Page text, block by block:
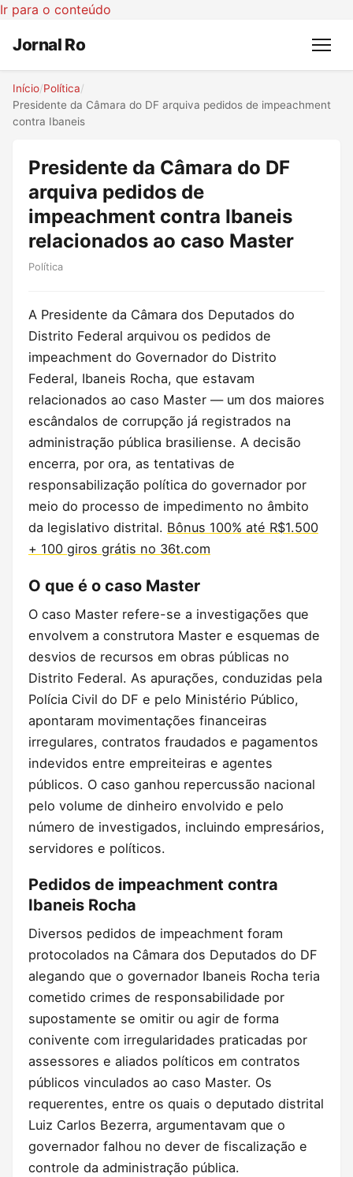
Ir para o conteúdo
Jornal Ro Menu
Início/Política/
Presidente da Câmara do DF arquiva pedidos de impeachment
contra Ibaneis
Presidente da Câmara do DF
arquiva pedidos de
impeachment contra Ibaneis
relacionados ao caso Master
Política
A Presidente da Câmara dos Deputados do
Distrito Federal arquivou os pedidos de
impeachment do Governador do Distrito
Federal, Ibaneis Rocha, que estavam
relacionados ao caso Master — um dos maiores
escândalos de corrupção já registrados na
administração pública brasiliense. A decisão
encerra, por ora, as tentativas de
responsabilização política do governador por
meio do processo de impedimento no âmbito
da legislativo distrital. Bônus 100% até R$1.500
+ 100 giros grátis no 36t.com
O que é o caso Master
O caso Master refere-se a investigações que
envolvem a construtora Master e esquemas de
desvios de recursos em obras públicas no
Distrito Federal. As apurações, conduzidas pela
Polícia Civil do DF e pelo Ministério Público,
apontaram movimentações financeiras
irregulares, contratos fraudados e pagamentos
indevidos entre empreiteiras e agentes
públicos. O caso ganhou repercussão nacional
pelo volume de dinheiro envolvido e pelo
número de investigados, incluindo empresários,
servidores e políticos.
Pedidos de impeachment contra
Ibaneis Rocha
Diversos pedidos de impeachment foram
protocolados na Câmara dos Deputados do DF
alegando que o governador Ibaneis Rocha teria
cometido crimes de responsabilidade por
supostamente se omitir ou agir de forma
conivente com irregularidades praticadas por
assessores e aliados políticos em contratos
públicos vinculados ao caso Master. Os
requerentes, entre os quais o deputado distrital
Luiz Carlos Bezerra, argumentavam que o
governador falhou no dever de fiscalização e
controle da administração pública.